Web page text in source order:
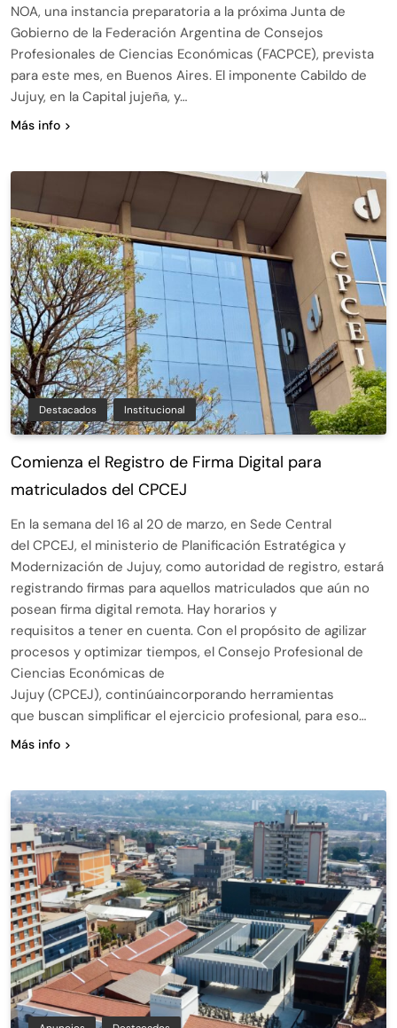
NOA, una instancia preparatoria a la próxima Junta de
Gobierno de la Federación Argentina de Consejos
Profesionales de Ciencias Económicas (FACPCE), prevista
para este mes, en Buenos Aires. El imponente Cabildo de
Jujuy, en la Capital jujeña, y…
Más info
Destacados Institucional
Comienza el Registro de Firma Digital para
matriculados del CPCEJ
En la semana del 16 al 20 de marzo, en Sede Central
del CPCEJ, el ministerio de Planificación Estratégica y
Modernización de Jujuy, como autoridad de registro, estará
registrando firmas para aquellos matriculados que aún no
posean firma digital remota. Hay horarios y
requisitos a tener en cuenta. Con el propósito de agilizar
procesos y optimizar tiempos, el Consejo Profesional de
Ciencias Económicas de
Jujuy (CPCEJ), continúaincorporando herramientas
que buscan simplificar el ejercicio profesional, para eso…
Más info